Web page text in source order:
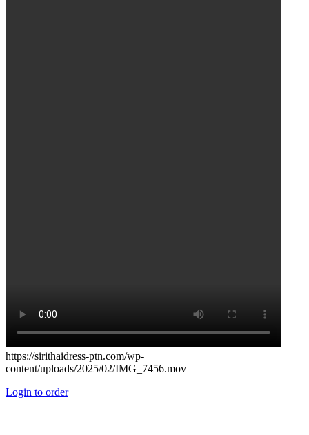
https://sirithaidress-ptn.com/wp-
content/uploads/2025/02/IMG_7456.mov
Login to order